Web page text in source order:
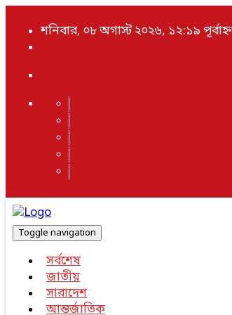
শনিবার, ০৮ অগাস্ট ২০২৬, ১২:১৯ পূর্বাহ্ন
Toggle navigation
সর্বশেষ
জাতীয়
সারাদেশ
আন্তর্জাতিক